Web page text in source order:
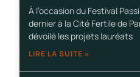
À l’occasion du Festival
dernier à la Cité Fertile de
dévoilé les projets lauréats
LIRE LA SUITE »